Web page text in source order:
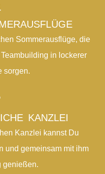
Sommerausflüge, die
in lockerer
sorgen.
KANZLEI
Kanzlei kannst Du
und gemeinsam mit ihm
genießen.